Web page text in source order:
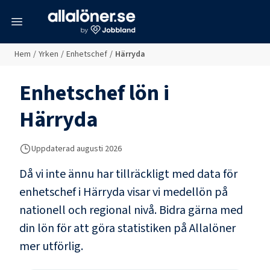
Hem / Yrken / Enhetschef / Härryda
Enhetscheflön i
Härryda
Uppdaterad augusti 2026
Då vi inte ännu har tillräckligt med data för
enhetschefi Härrydavisar vi medellön på
nationell och regional nivå. Bidra gärna med
din lön för att göra statistiken på Allalöner
mer utförlig.